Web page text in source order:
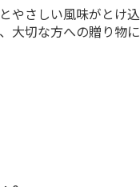
やさしい風味がとけ
大切な方への贈り物に